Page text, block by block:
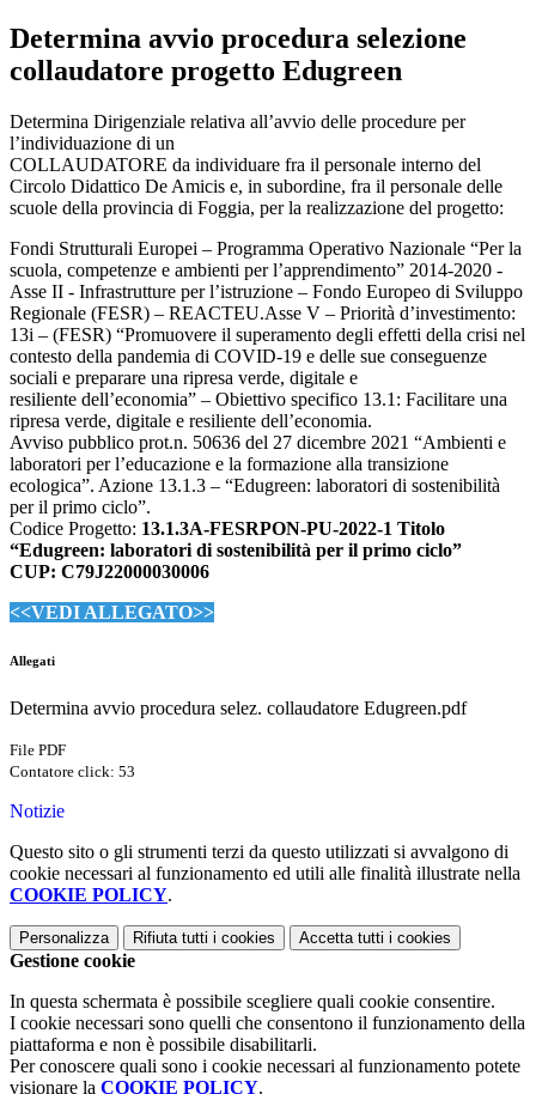
Determina avvio procedura selezione
collaudatore progetto Edugreen
Determina Dirigenziale relativa all’avvio delle procedure per
l’individuazione di un
COLLAUDATORE da individuare fra il personale interno del
Circolo Didattico De Amicis e, in subordine, fra il personale delle
scuole della provincia di Foggia, per la realizzazione del progetto:
Fondi Strutturali Europei – Programma Operativo Nazionale “Per la
scuola, competenze e ambienti per l’apprendimento” 2014-2020 -
Asse II - Infrastrutture per l’istruzione – Fondo Europeo di Sviluppo
Regionale (FESR) – REACTEU.Asse V – Priorità d’investimento:
13i – (FESR) “Promuovere il superamento degli effetti della crisi nel
contesto della pandemia di COVID-19 e delle sue conseguenze
sociali e preparare una ripresa verde, digitale e
resiliente dell’economia” – Obiettivo specifico 13.1: Facilitare una
ripresa verde, digitale e resiliente dell’economia.
Avviso pubblico prot.n. 50636 del 27 dicembre 2021 “Ambienti e
laboratori per l’educazione e la formazione alla transizione
ecologica”. Azione 13.1.3 – “Edugreen: laboratori di sostenibilità
per il primo ciclo”.
Codice Progetto: 13.1.3A-FESRPON-PU-2022-1 Titolo
“Edugreen: laboratori di sostenibilità per il primo ciclo”
CUP: C79J22000030006
<<VEDI ALLEGATO>>
Allegati
Determina avvio procedura selez. collaudatore Edugreen.pdf
File PDF
Contatore click: 53
Notizie
Questo sito o gli strumenti terzi da questo utilizzati si avvalgono di
cookie necessari al funzionamento ed utili alle finalità illustrate nella
COOKIE POLICY.
Personalizza Rifiuta tutti i cookies Accetta tutti i cookies
Gestione cookie
In questa schermata è possibile scegliere quali cookie consentire.
I cookie necessari sono quelli che consentono il funzionamento della
piattaforma e non è possibile disabilitarli.
Per conoscere quali sono i cookie necessari al funzionamento potete
visionare la COOKIE POLICY.